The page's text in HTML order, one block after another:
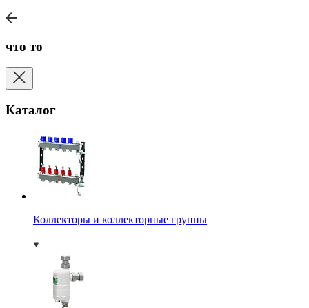
что то
Каталог
Коллекторы и коллекторные группы